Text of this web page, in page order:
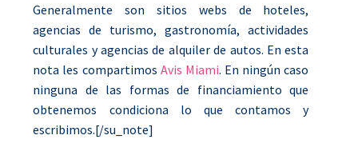
Generalmente son sitios webs de hoteles,
agencias de turismo, gastronomía, actividades
culturales y agencias de alquiler de autos. En esta
nota les compartimos Avis Miami. En ningún caso
ninguna de las formas de financiamiento que
obtenemos condiciona lo que contamos y
escribimos.[/su_note]